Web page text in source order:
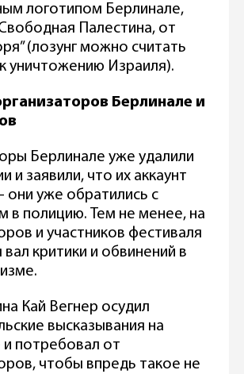
логотипом Берлинале,
Палестина, от
(лозунг можно считать
уничтожению Израиля).
Берлинале и
Берлинале уже удалили
и заявили, что их аккаунт
они уже обратились с
в полицию. Тем не менее, на
и участников фестиваля
критики и обвинений в
Кай Вегнер осудил
высказывания на
и потребовал от
чтобы впредь такое не